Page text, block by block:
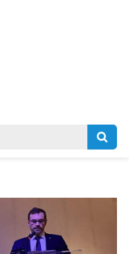
Rechercher